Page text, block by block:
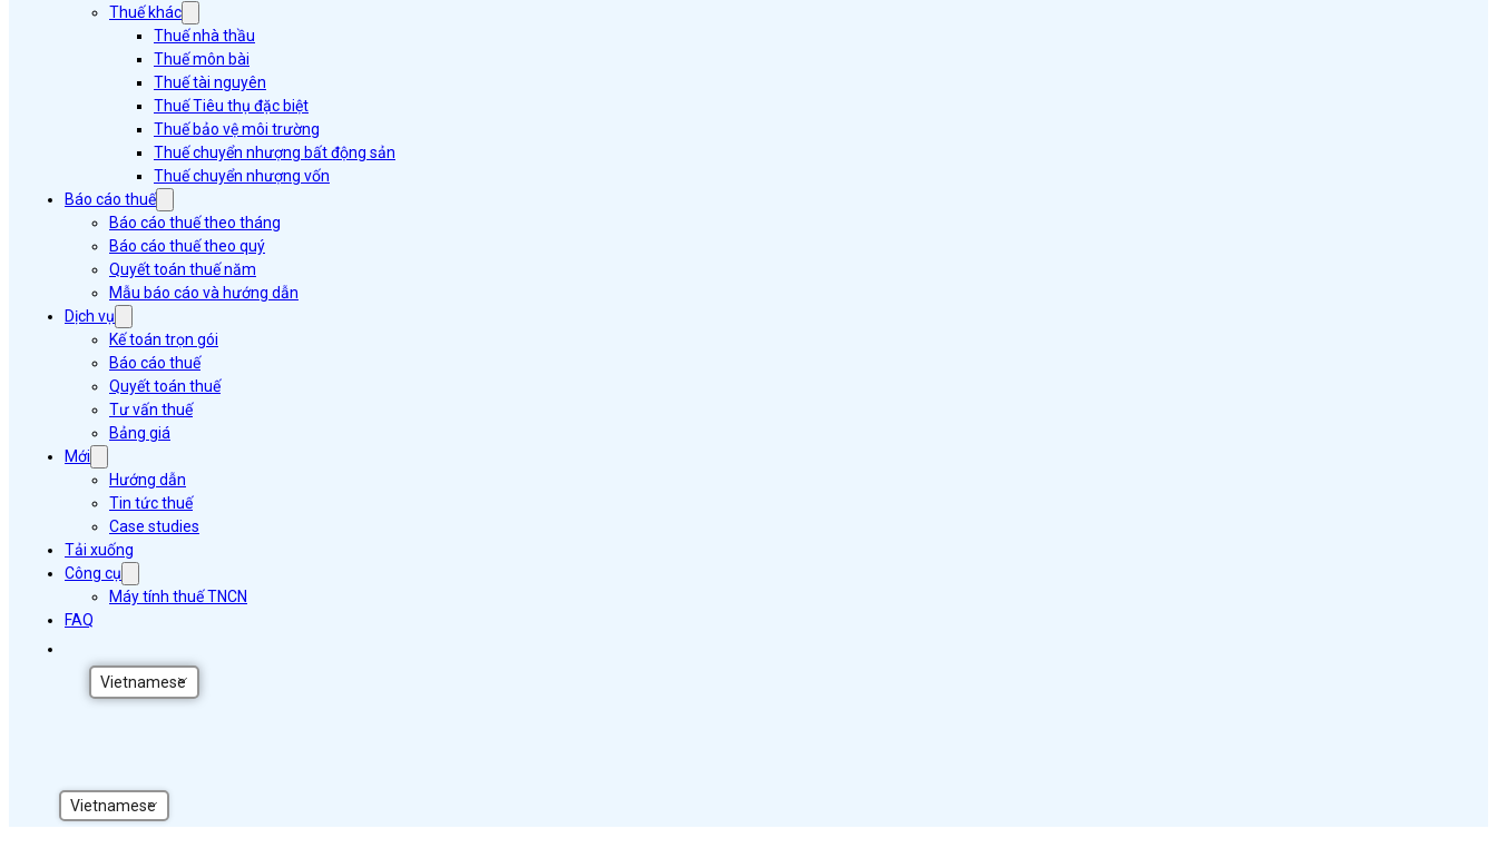
Thuế khác
Thuế nhà thầu
Thuế môn bài
Thuế tài nguyên
Thuế Tiêu thụ đặc biệt
Thuế bảo vệ môi trường
Thuế chuyển nhượng bất động sản
Thuế chuyển nhượng vốn
Báo cáo thuế
Báo cáo thuế theo tháng
Báo cáo thuế theo quý
Quyết toán thuế năm
Mẫu báo cáo và hướng dẫn
Dịch vụ
Kế toán trọn gói
Báo cáo thuế
Quyết toán thuế
Tư vấn thuế
Bảng giá
Mới
Hướng dẫn
Tin tức thuế
Case studies
Tải xuống
Công cụ
Máy tính thuế TNCN
FAQ
Vietnamese
Vietnamese